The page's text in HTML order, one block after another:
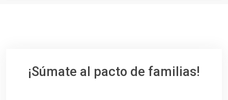
¡Súmate al pacto de familias!